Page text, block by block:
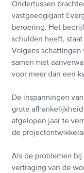
Ondertussen
vastgoedgigant
beroering. Het
schulden heeft,
Volgens schattingen
samen met
voor meer dan een
De inspanningen
grote
afgelopen jaar te
de
Als de problemen
vertraging van de